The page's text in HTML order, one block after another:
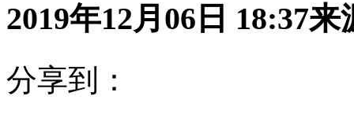
2019年12月06日 18:37来
分享到：